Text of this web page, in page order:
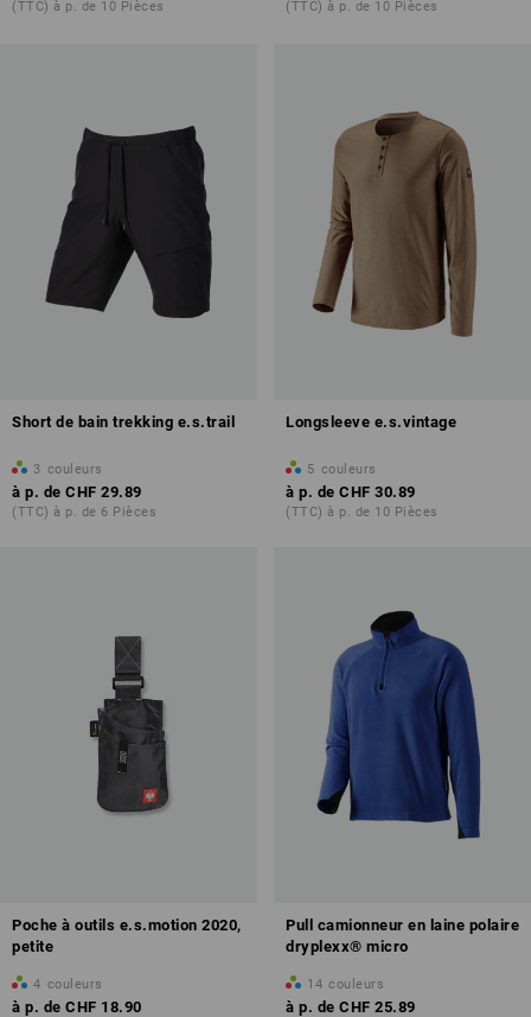
(TTC) à p. de 10 Pièces (TTC) à p. de 10 Pièces
Short de bain trekking e.s.trail
3 couleurs
à p. de CHF 29.89
(TTC) à p. de 6 Pièces
Longsleeve e.s.vintage
5 couleurs
à p. de CHF 30.89
(TTC) à p. de 10 Pièces
Poche à outils e.s.motion 2020,
petite
4 couleurs
à p. de CHF 18.90
Pull camionneur en laine polaire
dryplexx® micro
14 couleurs
à p. de CHF 25.89